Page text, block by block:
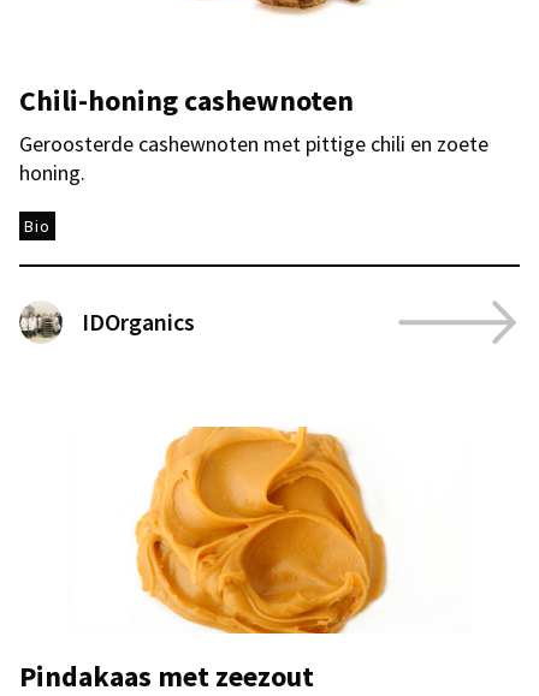
Chili-honing cashewnoten
Geroosterde cashewnoten met pittige chili en zoete
honing.
Bio
IDOrganics
Pindakaas met zeezout